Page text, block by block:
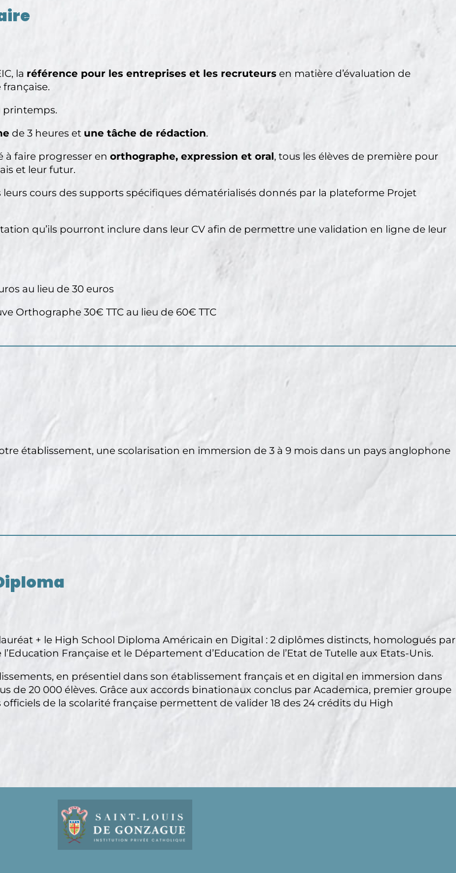
la référence pour les entreprises et les recruteurs en matière d’évaluation de
printemps.
de 3 heures et une tâche de rédaction.
à faire progresser en orthographe, expression et oral, tous les élèves de première pour
et leur futur.
cours des supports spécifiques dématérialisés donnés par la plateforme Projet
qu’ils pourront inclure dans leur CV afin de permettre une validation en ligne de leur
au lieu de 30 euros
Orthographe 30€ TTC au lieu de 60€ TTC
établissement, une scolarisation en immersion de 3 à 9 mois dans un pays anglophone
+ le High School Diploma Américain en Digital : 2 diplômes distincts, homologués par
Française et le Département d’Education de l’Etat de Tutelle aux Etats-Unis.
en présentiel dans son établissement français et en digital en immersion dans
de 20 000 élèves. Grâce aux accords binationaux conclus par Academica, premier groupe
officiels de la scolarité française permettent de valider 18 des 24 crédits du High